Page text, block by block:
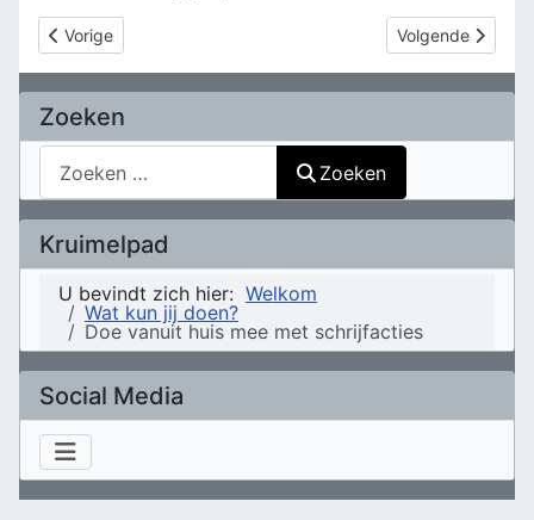
Vorig artikel: VACATURE COLLECTECOÖRDINATOR
Vorige Volgende artikel:
Volgende
Zoeken
Zoeken
Zoeken
Kruimelpad
U bevindt zich hier: Welkom
Wat kun jij doen?
Doe vanuit huis mee met schrijfacties
Social Media